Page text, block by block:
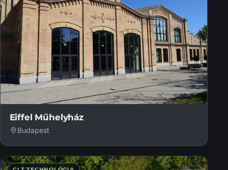
Eiffel Műhelyház
Budapest